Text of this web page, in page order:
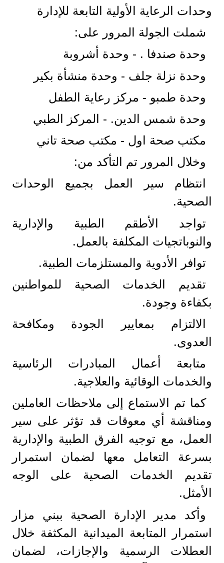
وحدات الرعاية الأولية التابعة للإدارة
شملت الجولة المرور على:
وحدة صندفا . - وحدة أشروبة
وحدة نزلة جلف - وحدة منشأة بكير
وحدة طمبو - مركز رعاية الطفل
وحدة شمس الدين. - المركز الطبي
مكتب صحة اول - مكتب صحة تاني
وخلال المرور تم التأكد من:
انتظام سير العمل بجميع الوحدات
الصحية.
تواجد الأطقم الطبية والإدارية
والنوباتجيات المكلفة بالعمل.
توافر الأدوية والمستلزمات الطبية.
تقديم الخدمات الصحية للمواطنين
بكفاءة وجودة.
الالتزام بمعايير الجودة ومكافحة
العدوى.
متابعة أعمال المبادرات الرئاسية
والخدمات الوقائية والعلاجية.
كما تم الاستماع إلى ملاحظات العاملين
ومناقشة أي معوقات قد تؤثر على سير
العمل، مع توجيه الفرق الطبية والإدارية
بسرعة التعامل معها لضمان استمرار
تقديم الخدمات الصحية على الوجه
الأمثل.
وأكد مدير الإدارة الصحية ببني مزار
استمرار المتابعة الميدانية المكثفة خلال
العطلات الرسمية والإجازات، لضمان